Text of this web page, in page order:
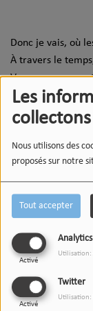
Les
collectons
Nous utilisons des
proposés sur notre
Tout accepter
Analytics
Activé
Utilisation:
Twitter
Activé
Donc je vais, où
À travers le
Voyage, voyage,
Dans le livre de
Découvrir ce titre
Apple Music
YouTubes Music
Voir aussi